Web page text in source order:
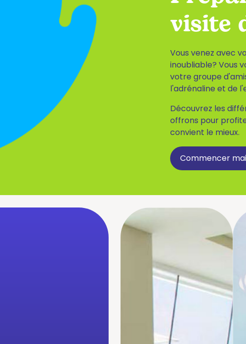
visite
Vous venez avec
inoubliable? Vous
votre groupe
l'adrénaline et de
Découvrez les
offrons pour
convient le mieux.
Commencer